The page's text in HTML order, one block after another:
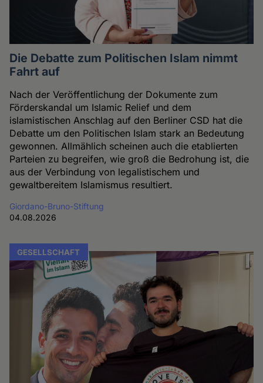
Die Debatte zum Politischen Islam nimmt
Fahrt auf
Nach der Veröffentlichung der Dokumente zum
Förderskandal um Islamic Relief und dem
islamistischen Anschlag auf den Berliner CSD hat die
Debatte um den Politischen Islam stark an Bedeutung
gewonnen. Allmählich scheinen auch die etablierten
Parteien zu begreifen, wie groß die Bedrohung ist, die
aus der Verbindung von legalistischem und
gewaltbereitem Islamismus resultiert.
Giordano-Bruno-Stiftung
04.08.2026
GESELLSCHAFT